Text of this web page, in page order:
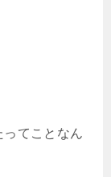
てことなん